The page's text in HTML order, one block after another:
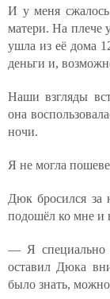
И у меня сжалось
матери. На плече
ушла из её дома
деньги и,
Наши взгляды
она
ночи.
Я не могла
Дюк бросился за
подошёл ко мне и
— Я
оставил Дюка
было знать,